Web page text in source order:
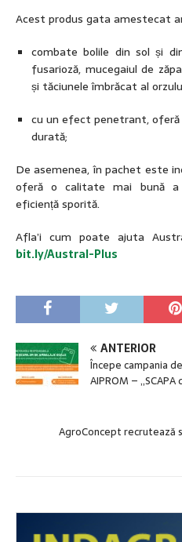
Acest produs gata amestecat
combate bolile din sol și
fusarioză, mucegaiul de
și tăciunele îmbrăcat al
cu un efect penetrant, oferă
durată;
De asemenea, în pachet este
oferă o calitate mai bună a
eficiență sporită.
Afla’i cum poate ajuta
bit.ly/Austral-Plus
ANTERIOR
Începe campania
AIPROM – „SCAPA
AgroConcept recrutează